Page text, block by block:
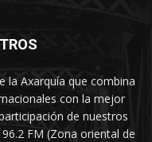
la Axarquía que combina
con la mejor
de nuestros
FM (Zona oriental de